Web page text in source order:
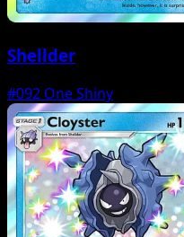
Shellder
#092 One Shiny